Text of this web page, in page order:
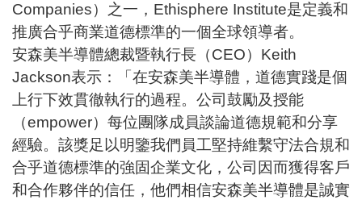
Companies）之一，Ethisphere Institute是定義和
推廣合乎商業道德標準的一個全球領導者。
安森美半導體總裁暨執行長（CEO）Keith
Jackson表示：「在安森美半導體，道德實踐是個
上行下效貫徹執行的過程。公司鼓勵及授能
（empower）每位團隊成員談論道德規範和分享
經驗。該獎足以明鑒我們員工堅持維繫守法合規和
合乎道德標準的強固企業文化，公司因而獲得客戶
和合作夥伴的信任，他們相信安森美半導體是誠實